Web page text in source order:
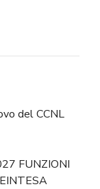
del CCNL
FUNZIONI